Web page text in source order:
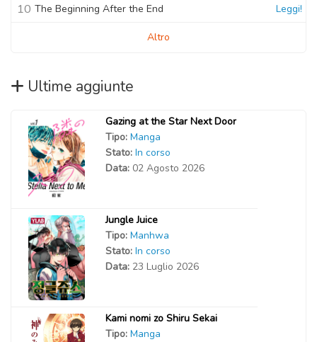
10 The Beginning After the End Leggi!
Altro
Ultime aggiunte
Gazing at the Star Next Door
Tipo: Manga
Stato: In corso
Data: 02 Agosto 2026
Jungle Juice
Tipo: Manhwa
Stato: In corso
Data: 23 Luglio 2026
Kami nomi zo Shiru Sekai
Tipo: Manga